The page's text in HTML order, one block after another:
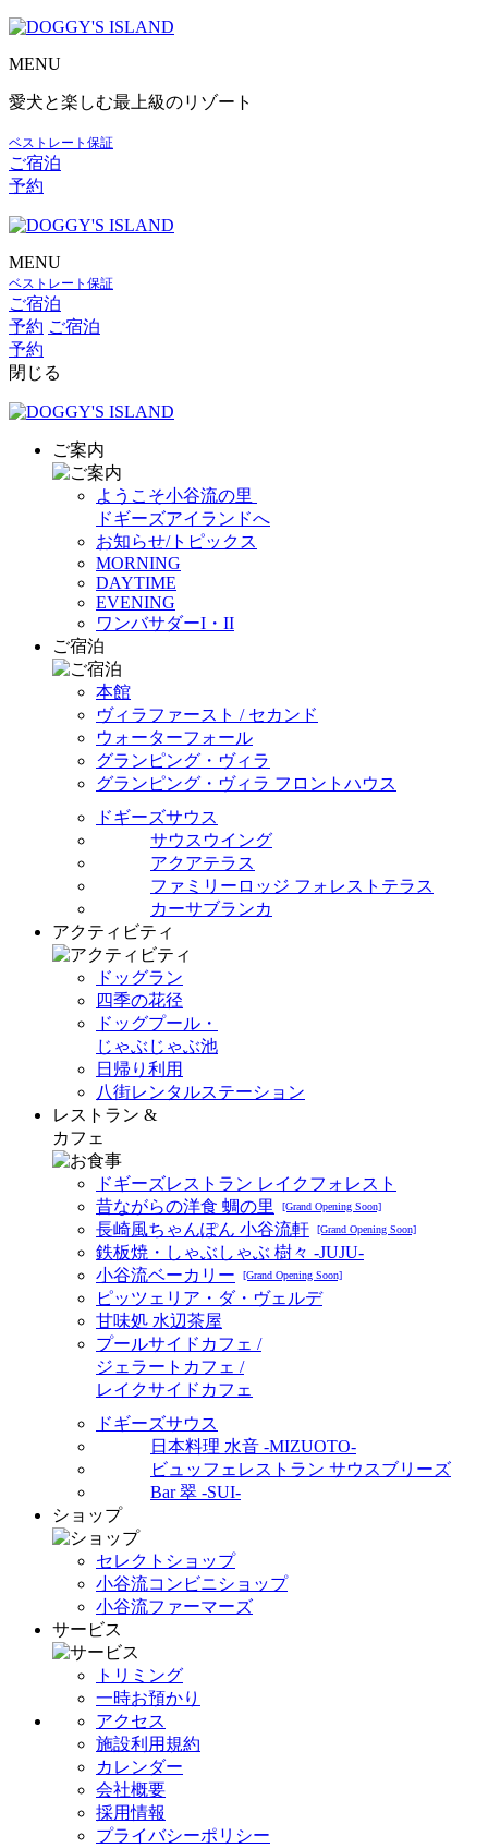
MENU
愛犬と楽しむ最上級のリゾート
ベストレート保証
ご宿泊
予約
MENU
ベストレート保証
ご宿泊
予約 ご宿泊
予約
閉じる
ご案内
ようこそ小谷流の里
ドギーズアイランドへ
お知らせ/トピックス
MORNING
DAYTIME
EVENING
ワンバサダーI・II
ご宿泊
本館
ヴィラファースト / セカンド
ウォーターフォール
グランピング・ヴィラ
グランピング・ヴィラ フロントハウス
ドギーズサウス
サウスウイング
アクアテラス
ファミリーロッジ フォレストテラス
カーサブランカ
アクティビティ
ドッグラン
四季の花径
ドッグプール・
じゃぶじゃぶ池
日帰り利用
八街レンタルステーション
レストラン &
カフェ
ドギーズレストラン レイクフォレスト
昔ながらの洋食 蜩の里
[Grand Opening Soon]
長崎風ちゃんぽん 小谷流軒 [Grand Opening Soon]
鉄板焼・しゃぶしゃぶ 樹々 -JUJU-
小谷流ベーカリー
[Grand Opening Soon]
ピッツェリア・ダ・ヴェルデ
甘味処 水辺茶屋
プールサイドカフェ /
ジェラートカフェ /
レイクサイドカフェ
ドギーズサウス
日本料理 水音 -MIZUOTO-
ビュッフェレストラン サウスブリーズ
Bar 翠 -SUI-
ショップ
セレクトショップ
小谷流コンビニショップ
小谷流ファーマーズ
サービス
トリミング
一時お預かり
アクセス
施設利用規約
カレンダー
会社概要
採用情報
プライバシーポリシー